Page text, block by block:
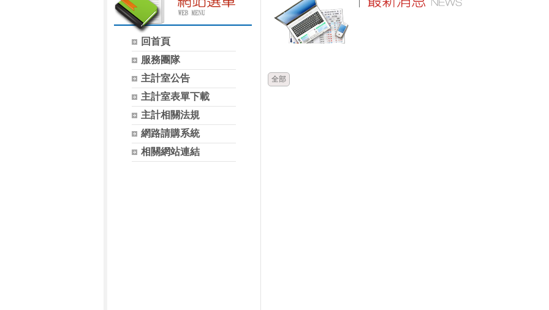
回首頁
服務團隊
主計室公告
主計室表單下載
主計相關法規
網路請購系統
相關網站連結
全部